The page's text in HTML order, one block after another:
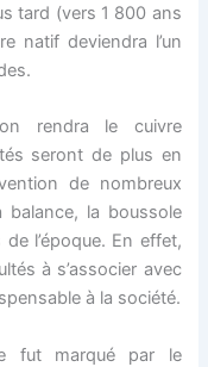
tard (vers 1 800 ans
natif deviendra l’un
rendra le cuivre
seront de plus en
de nombreux
balance, la boussole
l’époque. En effet,
à s’associer avec
à la société.
fut marqué par le